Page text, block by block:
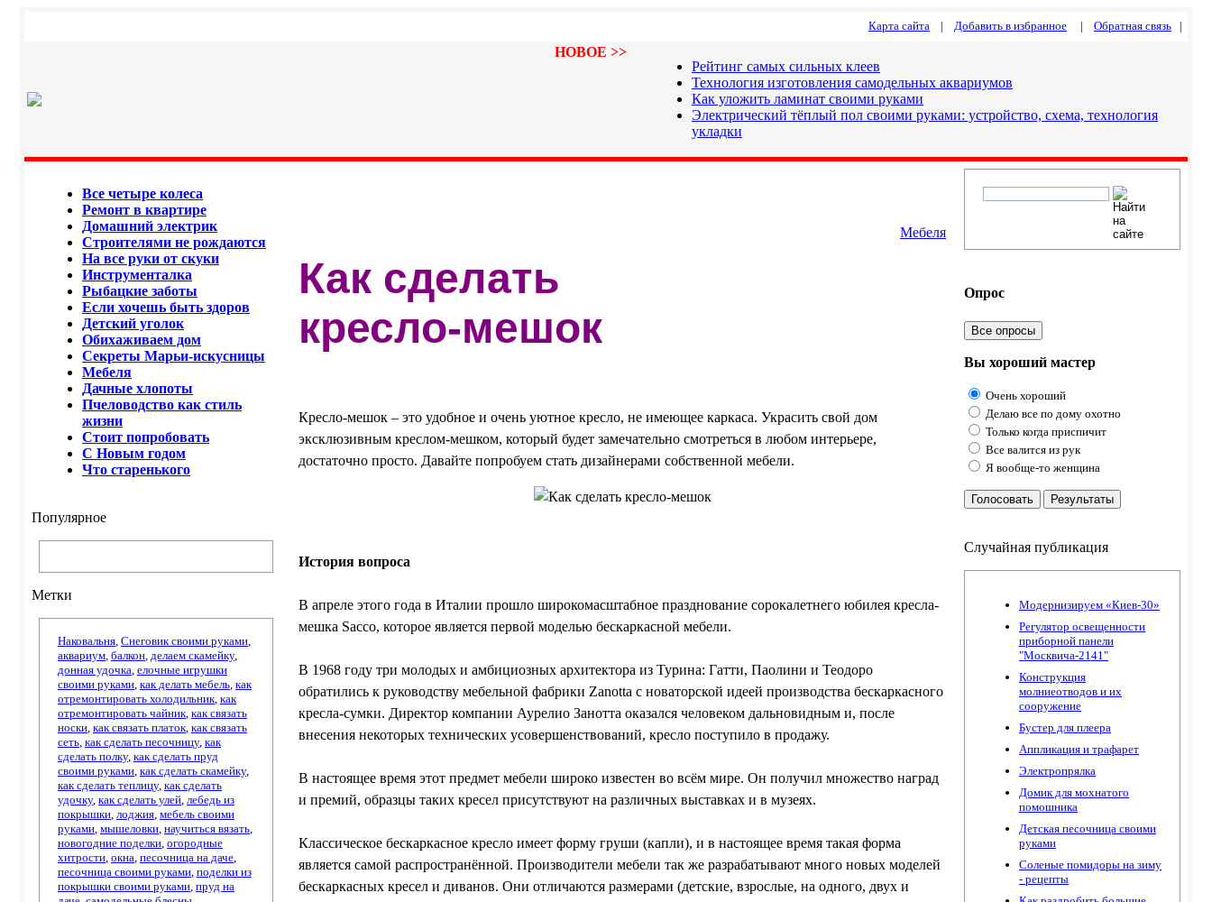
Карта сайта | Добавить в избранное | Обратная связь |
НОВОЕ >>
Рейтинг самых сильных клеев
Технология изготовления самодельных аквариумов
Как уложить ламинат своими руками
Электрический тёплый пол своими руками: устройство, схема, технология
укладки
Все четыре колеса
Ремонт в квартире
Домашний электрик
Строителями не рождаются
На все руки от скуки
Инструменталка
Рыбацкие заботы
Если хочешь быть здоров
Детский уголок
Обихаживаем дом
Секреты Марьи-искусницы
Мебеля
Дачные хлопоты
Пчеловодство как стиль
жизни
Стоит попробовать
С Новым годом
Что старенького
Популярное
Метки
Наковальня, Снеговик своими руками,
аквариум, балкон, делаем скамейку,
донная удочка, елочные игрушки
своими руками, как делать мебель, как
отремонтировать холодильник, как
отремонтировать чайник, как связать
носки, как связать платок, как связать
сеть, как сделать песочницу, как
сделать полку, как сделать пруд
своими руками, как сделать скамейку,
как сделать теплицу, как сделать
удочку, как сделать улей, лебедь из
покрышки, лоджия, мебель своими
руками, мышеловки, научиться вязать,
новогодние поделки, огородные
хитрости, окна, песочница на даче,
песочница своими руками, поделки из
покрышки своими руками, пруд на
Как сделать
кресло-мешок
Мебеля
Кресло-мешок – это удобное и очень уютное кресло, не имеющее каркаса. Украсить свой дом
эксклюзивным креслом-мешком, который будет замечательно смотреться в любом интерьере,
достаточно просто. Давайте попробуем стать дизайнерами собственной мебели.
История вопроса
В апреле этого года в Италии прошло широкомасштабное празднование сорокалетнего юбилея кресла-
мешка Sacco, которое является первой моделью бескаркасной мебели.
В 1968 году три молодых и амбициозных архитектора из Турина: Гатти, Паолини и Теодоро
обратились к руководству мебельной фабрики Zanotta с новаторской идеей производства бескаркасного
кресла-сумки. Директор компании Аурелио Занотта оказался человеком дальновидным и, после
внесения некоторых технических усовершенствований, кресло поступило в продажу.
В настоящее время этот предмет мебели широко известен во всём мире. Он получил множество наград
и премий, образцы таких кресел присутствуют на различных выставках и в музеях.
Классическое бескаркасное кресло имеет форму груши (капли), и в настоящее время такая форма
является самой распространённой. Производители мебели так же разрабатывают много новых моделей
бескаркасных кресел и диванов. Они отличаются размерами (детские, взрослые, на одного, двух и
Опрос
Все опросы
Вы хороший мастер
Очень хороший
Делаю все по дому охотно
Только когда приспичит
Все валится из рук
Я вообще-то женщина
Голосовать Результаты
Случайная публикация
Модернизируем «Киев-30»
Регулятор освещенности
приборной панели
"Москвича-2141"
Конструкция
молниеотводов и их
сооружение
Бустер для плеера
Аппликация и трафарет
Электропрялка
Домик для мохнатого
помошника
Детская песочница своими
руками
Соленые помидоры на зиму
- рецепты